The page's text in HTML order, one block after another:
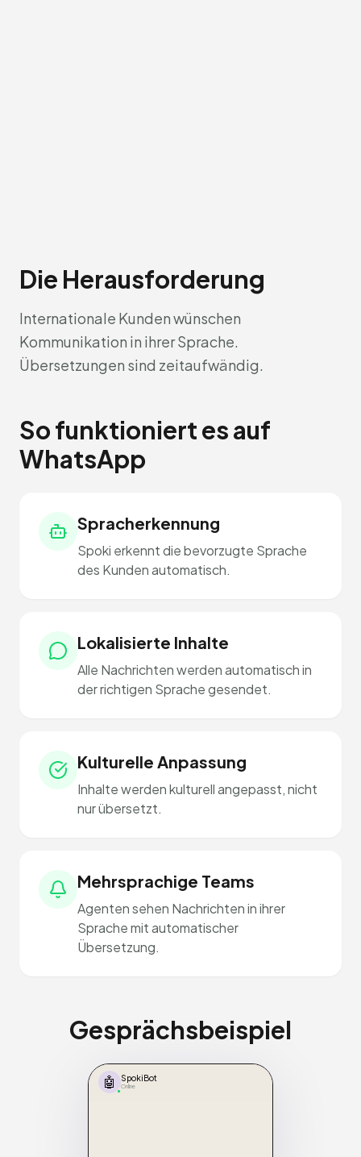
Die Herausforderung
Internationale Kunden wünschen
Kommunikation in ihrer Sprache.
Übersetzungen sind zeitaufwändig.
So funktioniert es auf
WhatsApp
Spracherkennung
Spoki erkennt die bevorzugte Sprache
des Kunden automatisch.
Lokalisierte Inhalte
Alle Nachrichten werden automatisch in
der richtigen Sprache gesendet.
Kulturelle Anpassung
Inhalte werden kulturell angepasst, nicht
nur übersetzt.
Mehrsprachige Teams
Agenten sehen Nachrichten in ihrer
Sprache mit automatischer
Übersetzung.
Gesprächsbeispiel
🤖 SpokiBot
Online